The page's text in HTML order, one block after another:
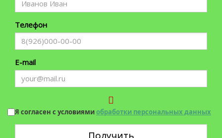
Телефон
E-mail
Я согласен с условиямиобработки персональных данных
Получить